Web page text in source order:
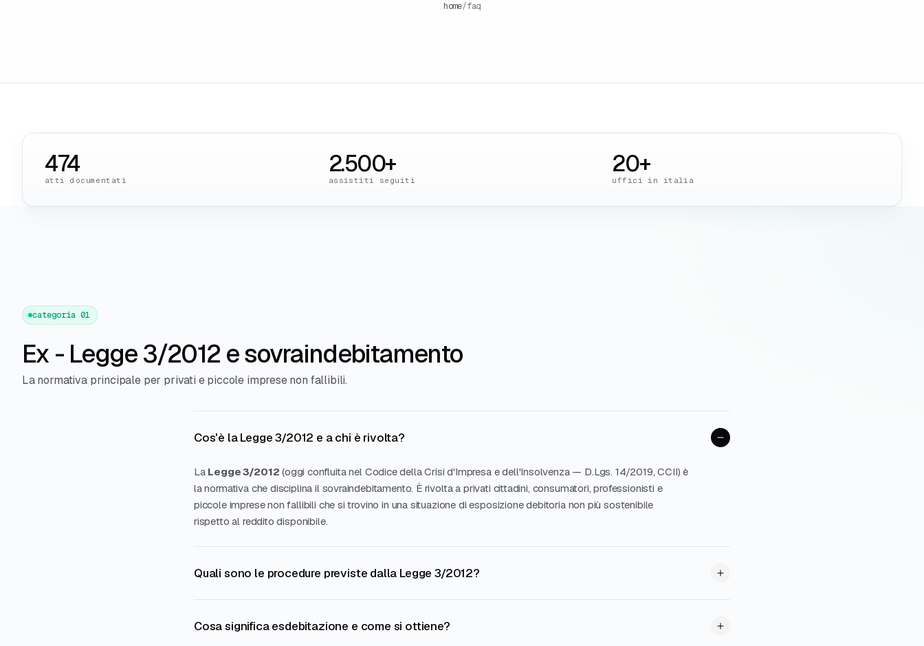
home/faq
474
atti documentati
2.500+
assistiti seguiti
20+
uffici in italia
categoria 01
Ex - Legge 3/2012 e sovraindebitamento
La normativa principale per privati e piccole imprese non fallibili.
Cos'è la Legge 3/2012 e a chi è rivolta?
La Legge 3/2012 (oggi confluita nel Codice della Crisi d'Impresa e dell'Insolvenza — D.Lgs. 14/2019, CCII) è
la normativa che disciplina il sovraindebitamento. È rivolta a privati cittadini, consumatori, professionisti e
piccole imprese non fallibili che si trovino in una situazione di esposizione debitoria non più sostenibile
rispetto al reddito disponibile.
Quali sono le procedure previste dalla Legge 3/2012?
Cosa significa esdebitazione e come si ottiene?